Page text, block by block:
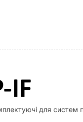
для систем